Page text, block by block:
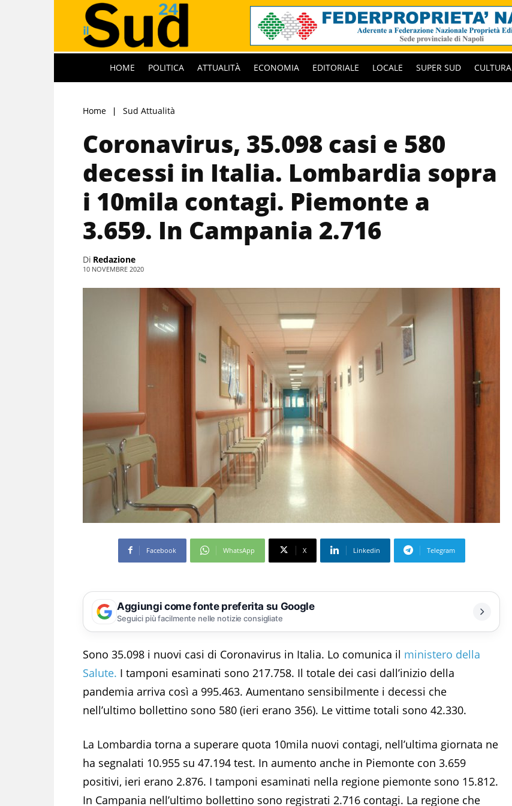
HOME POLITICA ATTUALITÀ ECONOMIA EDITORIALE LOCALE SUPER SUD CULTURA
Home Sud Attualità
Coronavirus, 35.098 casi e 580
decessi in Italia. Lombardia sopra
i 10mila contagi. Piemonte a
3.659. In Campania 2.716
Di Redazione
10 NOVEMBRE 2020
Facebook WhatsApp X Linkedin Telegram
Aggiungi come fonte preferita su Google
Seguici più facilmente nelle notizie consigliate
Sono 35.098 i nuovi casi di Coronavirus in Italia. Lo comunica il ministero della
Salute. I tamponi esaminati sono 217.758. Il totale dei casi dall’inizio della
pandemia arriva così a 995.463. Aumentano sensibilmente i decessi che
nell’ultimo bollettino sono 580 (ieri erano 356). Le vittime totali sono 42.330.
La Lombardia torna a superare quota 10mila nuovi contagi, nell’ultima giornata ne
ha segnalati 10.955 su 47.194 test. In aumento anche in Piemonte con 3.659
positivi, ieri erano 2.876. I tamponi esaminati nella regione piemonte sono 15.812.
In Campania nell’ultimo bollettino sono registrati 2.716 contagi. La regione che